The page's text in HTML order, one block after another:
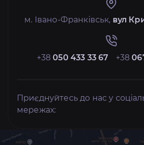
м. Івано-Франківськ, вул
+38050 433 33 67 +38
Приєднуйтесь до нас у
мережах: